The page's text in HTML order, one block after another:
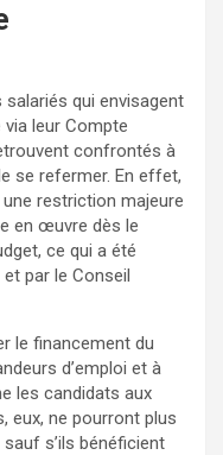
salariés qui envisagent
leur Compte
confrontés à
se refermer. En effet,
restriction majeure
en œuvre dès le
ce qui a été
par le Conseil
le financement du
d’emploi et à
les candidats aux
eux, ne pourront plus
s’ils bénéficient